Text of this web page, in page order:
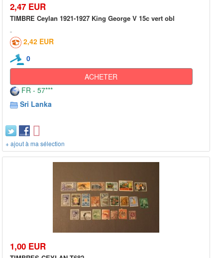
2,47 EUR
TIMBRE Ceylan 1921-1927 King George V 15c vert obl
2,42 EUR
0
ACHETER
FR - 57***
Sri Lanka
+ ajout à ma sélection
1,00 EUR